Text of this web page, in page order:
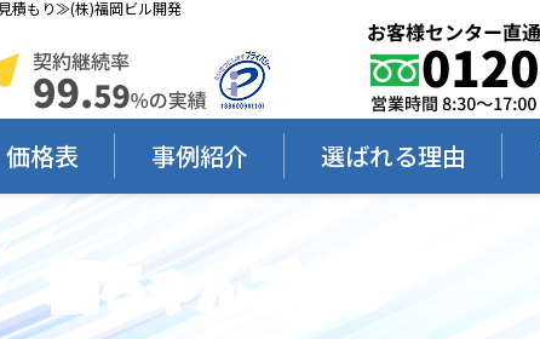
積もり≫(株)福岡ビル開発
価格表 事例紹介 選ばれる理由
福ちゃんブログ